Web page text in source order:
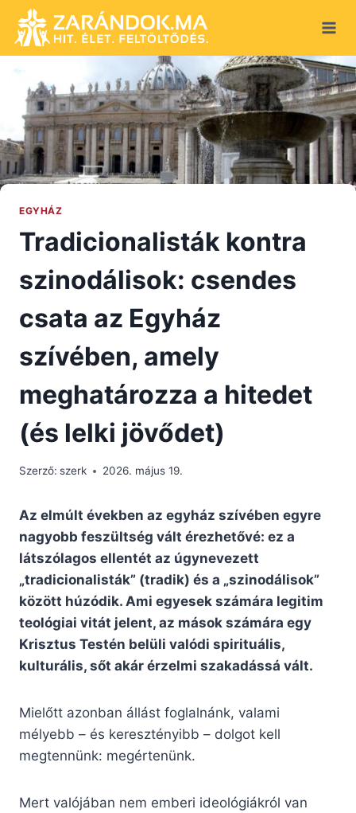
content
EGYHÁZ
Tradicionalisták kontra
szinodálisok: csendes
csata az Egyház
szívében, amely
meghatározza a hitedet
(és lelki jövődet)
Szerző: szerk 2026. május 19.
Az elmúlt években az egyház szívében egyre
nagyobb feszültség vált érezhetővé: ez a
látszólagos ellentét az úgynevezett
„tradicionalisták” (tradik) és a „szinodálisok”
között húzódik. Ami egyesek számára legitim
teológiai vitát jelent, az mások számára egy
Krisztus Testén belüli valódi spirituális,
kulturális, sőt akár érzelmi szakadássá vált.
Mielőtt azonban állást foglalnánk, valami
mélyebb – és keresztényibb – dolgot kell
megtennünk: megértenünk.
Mert valójában nem emberi ideológiákról van